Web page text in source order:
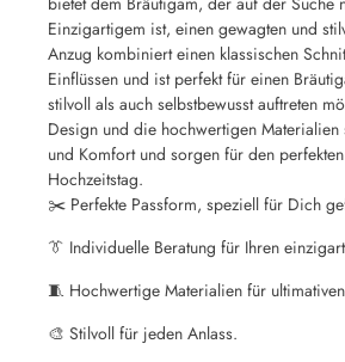
Einzigartigem ist, einen gewagten und
Anzug kombiniert einen klassischen
Einflüssen und ist perfekt für einen
stilvoll als auch selbstbewusst auftreten
Design und die hochwertigen Materialien
und Komfort und sorgen für den
Hochzeitstag.
✂️ Perfekte Passform, speziell für Dich
👔 Individuelle Beratung für Ihren
🧵 Hochwertige Materialien für
🎨 Stilvoll für jeden Anlass.